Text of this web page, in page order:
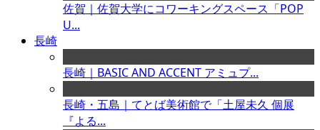
佐賀｜佐賀大学にコワーキングスペース「POP
U...
長崎
長崎｜BASIC AND ACCENT アミュプ...
長崎・五島｜てとば美術館で「土屋未久 個展
『よる...